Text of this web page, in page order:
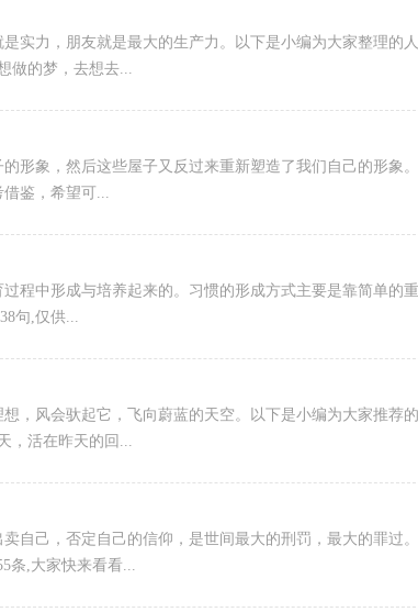
实力，朋友就是最大的生产力。以下是小编为大家整理的人
做的梦，去想去...
形象，然后这些屋子又反过来重新塑造了我们自己的形象。
鉴，希望可...
程中形成与培养起来的。习惯的形成方式主要是靠简单的重
句,仅供...
，风会驮起它，飞向蔚蓝的天空。以下是小编为大家推荐的
，活在昨天的回...
自己，否定自己的信仰，是世间最大的刑罚，最大的罪过。
条,大家快来看看...